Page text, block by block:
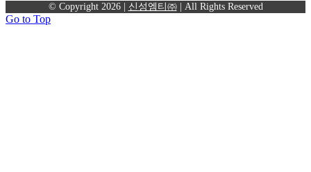
© Copyright 2026 | 신성엠티㈜| All Rights Reserved
Go to Top